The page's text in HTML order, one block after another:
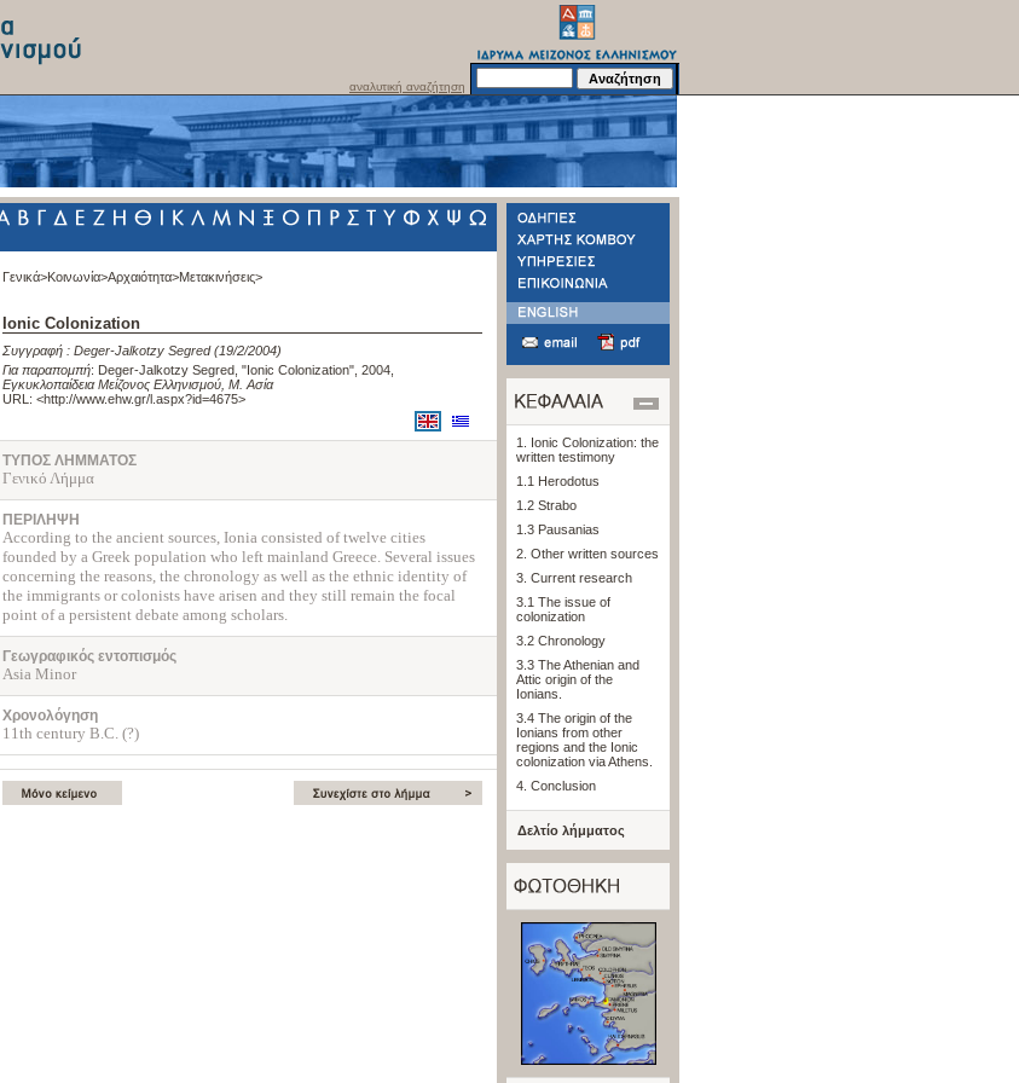
αναλυτική αναζήτηση
Γενικά>Κοινωνία>Αρχαιότητα>Μετακινήσεις>
Ionic Colonization
Συγγραφή : Deger-Jalkotzy Segred (19/2/2004)
Για παραπομπή: Deger-Jalkotzy Segred, "Ionic Colonization", 2004
Εγκυκλοπαίδεια Μείζονος Ελληνισμού, Μ. Ασία
URL: <http://www.ehw.gr/l.aspx?id=4675>
ΤΥΠΟΣ ΛΗΜΜΑΤΟΣ
Γενικό Λήμμα
ΠΕΡΙΛΗΨΗ
According to the ancient sources, Ionia consisted of twelve cities
founded by a Greek population who left mainland Greece. Several issues
concerning the reasons, the chronology as well as the ethnic identity of
the immigrants or colonists have arisen and they still remain the focal
point of a persistent debate among scholars.
Γεωγραφικός εντοπισμός
Asia Minor
Χρονολόγηση
11th century B.C. (?)
1. Ionic Colonization: the
written testimony
1.1 Herodotus
1.2 Strabo
1.3 Pausanias
2. Other written sources
3. Current research
3.1 The issue of
colonization
3.2 Chronology
3.3 The Athenian and
Attic origin of the
Ionians.
3.4 The origin of the
Ionians from other
regions and the Ionic
colonization via Athens.
4. Conclusion
Δελτίο λήμματος